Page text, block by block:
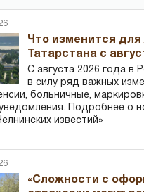
Что изменится для
Татарстана с
С августа 2026 года в
в силу ряд важных
больничные,
Подробнее о
известий»
«Сложности с